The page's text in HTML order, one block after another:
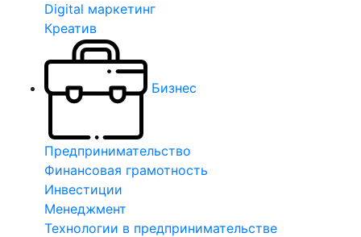
Digital маркетинг
Креатив
Бизнес
Предпринимательство
Финансовая грамотность
Инвестиции
Менеджмент
Технологии в предпринимательстве